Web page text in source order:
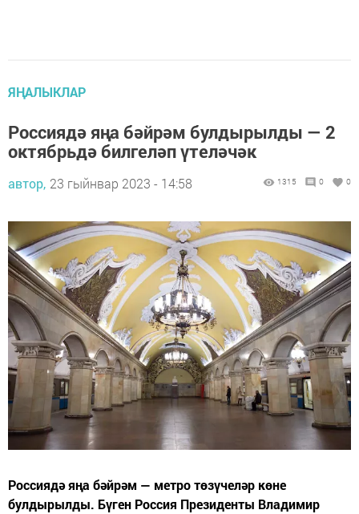
ЯҢАЛЫКЛАР
Россиядә яңа бәйрәм булдырылды — 2
октябрьдә билгеләп үтеләчәк
автор, 23 гыйнвар 2023 - 14:58 1315 0 0
Россиядә яңа бәйрәм — метро төзүчеләр көне
булдырылды. Бүген Россия Президенты Владимир